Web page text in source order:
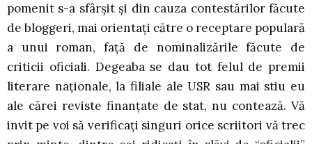
pomenit s-a sfârșit și din cauza contestărilor făcute
de bloggeri, mai orientați către o receptare populară
a unui roman, față de nominalizările făcute de
criticii oficiali. Degeaba se dau tot felul de premii
literare naționale, la filiale ale USR sau mai stiu eu
ale cărei reviste finanțate de stat, nu contează. Vă
invit pe voi să verificați singuri orice scriitori vă trec